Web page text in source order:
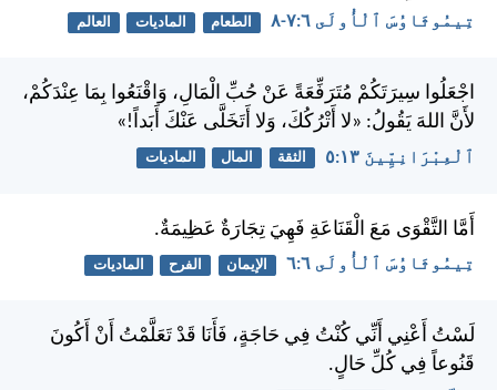
تِيمُوثَاوُسَ ٱلْأُولَى ٦:‏٧-‏٨ الطعام الماديات العالم
اجْعَلُوا سِيرَتَكُمْ مُتَرَفِّعَةً عَنْ حُبِّ الْمَالِ، وَاقْنَعُوا بِمَا عِنْدَكُمْ،
لأَنَّ اللهَ يَقُولُ: «لا أَتْرُكُكَ، وَلا أَتَخَلَّى عَنْكَ أَبَداً!»
ٱلْعِبْرَانِيِّينَ ١٣:‏٥ الثقة المال الماديات
أَمَّا التَّقْوَى مَعَ الْقَنَاعَةِ فَهِيَ تِجَارَةٌ عَظِيمَةٌ.
تِيمُوثَاوُسَ ٱلْأُولَى ٦:‏٦ الإيمان الفرح الماديات
لَسْتُ أَعْنِي أَنِّي كُنْتُ فِي حَاجَةٍ، فَأَنَا قَدْ تَعَلَّمْتُ أَنْ أَكُونَ
قَنُوعاً فِي كُلِّ حَالٍ.